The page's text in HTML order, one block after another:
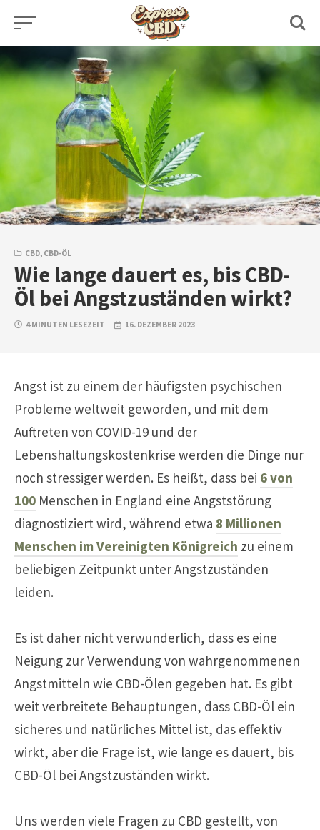
Skip
content
CBD, CBD-ÖL
Wie lange dauert es, bis CBD-
Öl bei Angstzuständen wirkt?
4 MINUTEN LESEZEIT 16. DEZEMBER 2023
Angst ist zu einem der häufigsten psychischen
Probleme weltweit geworden, und mit dem
Auftreten von COVID-19 und der
Lebenshaltungskostenkrise werden die Dinge nur
noch stressiger werden. Es heißt, dass bei 6 von
100 Menschen in England eine Angststörung
diagnostiziert wird, während etwa 8 Millionen
Menschen im Vereinigten Königreich zu einem
beliebigen Zeitpunkt unter Angstzuständen
leiden.
Es ist daher nicht verwunderlich, dass es eine
Neigung zur Verwendung von wahrgenommenen
Angstmitteln wie CBD-Ölen gegeben hat. Es gibt
weit verbreitete Behauptungen, dass CBD-Öl ein
sicheres und natürliches Mittel ist, das effektiv
wirkt, aber die Frage ist, wie lange es dauert, bis
CBD-Öl bei Angstzuständen wirkt.
Uns werden viele Fragen zu CBD gestellt, von